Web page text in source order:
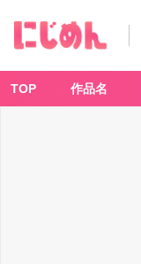
TOP 作品名